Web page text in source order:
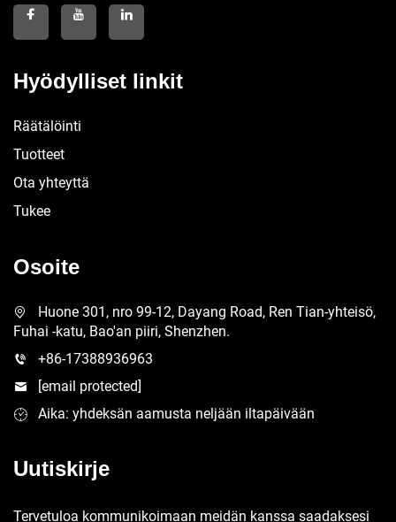
Hyödylliset linkit
Räätälöinti
Tuotteet
Ota yhteyttä
Tukee
Osoite
Huone 301, nro 99-12, Dayang Road, Ren Tian-yhteisö,
Fuhai -katu, Bao'an piiri, Shenzhen.
+86-17388936963
[email protected]
Aika: yhdeksän aamusta neljään iltapäivään
Uutiskirje
Tervetuloa kommunikoimaan meidän kanssa saadaksesi